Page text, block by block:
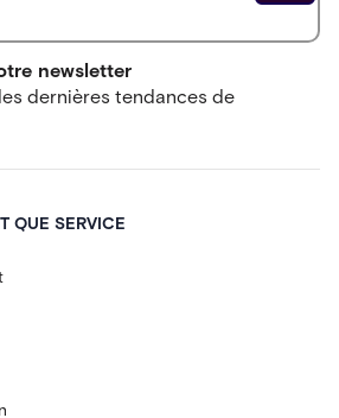
newsletter
dernières tendances de
QUE SERVICE